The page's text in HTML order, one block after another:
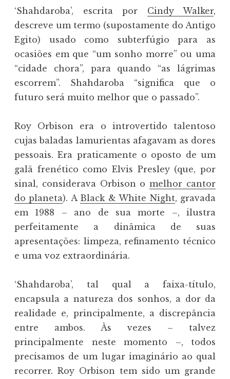
‘Shahdaroba’, escrita por Cindy Walker,
descreve um termo (supostamente do Antigo
Egito) usado como subterfúgio para as
ocasiões em que “um sonho morre” ou uma
“cidade chora”, para quando “as lágrimas
escorrem”. Shahdaroba “significa que o
futuro será muito melhor que o passado”.
Roy Orbison era o introvertido talentoso
cujas baladas lamurientas afagavam as dores
pessoais. Era praticamente o oposto de um
galã frenético como Elvis Presley (que, por
sinal, considerava Orbison omelhor cantor
do planeta). A Black & White Night, gravada
em 1988 – ano de sua morte –, ilustra
perfeitamente a dinâmica de suas
apresentações: limpeza, refinamento técnico
e uma voz extraordinária.
‘Shahdaroba’, tal qual a faixa-título,
encapsula a natureza dos sonhos, a dor da
realidade e, principalmente, a discrepância
entre ambos. Às vezes – talvez
principalmente neste momento –, todos
precisamos de um lugar imaginário ao qual
recorrer. Roy Orbison tem sido um grande